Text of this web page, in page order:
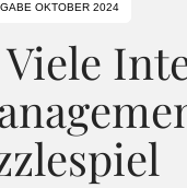
OKTOBER 2024